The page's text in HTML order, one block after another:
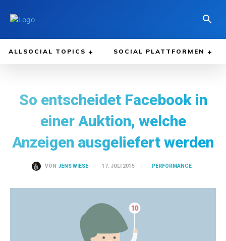
ALLSOCIAL TOPICS SOCIAL PLATTFORMEN
So entscheidet Facebook in
einer Auktion, welche
Anzeigen ausgeliefert werden
VON JENS WIESE 17. JULI 2015 PERFORMANCE